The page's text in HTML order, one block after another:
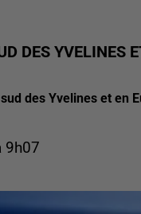
DES YVELINES
des Yvelines et en
9h07